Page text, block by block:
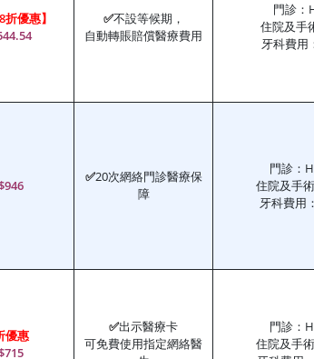
折優惠】
✅不設等候期，
自動轉賬賠償醫療費用
門診：
住院及手
牙科費用
✅20次網絡門診醫療保
障
門診：
住院及手
牙科費用
優惠
✅出示醫療卡
可免費使用指定網絡醫
門診：
住院及手